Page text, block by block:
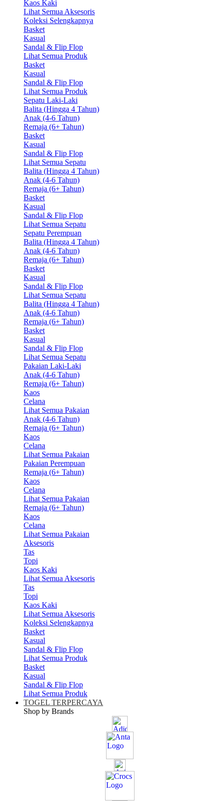
Kaos Kaki
Lihat Semua Aksesoris
Koleksi Selengkapnya
Basket
Kasual
Sandal & Flip Flop
Lihat Semua Produk
Basket
Kasual
Sandal & Flip Flop
Lihat Semua Produk
Sepatu Laki-Laki
Balita (Hingga 4 Tahun)
Anak (4-6 Tahun)
Remaja (6+ Tahun)
Basket
Kasual
Sandal & Flip Flop
Lihat Semua Sepatu
Balita (Hingga 4 Tahun)
Anak (4-6 Tahun)
Remaja (6+ Tahun)
Basket
Kasual
Sandal & Flip Flop
Lihat Semua Sepatu
Sepatu Perempuan
Balita (Hingga 4 Tahun)
Anak (4-6 Tahun)
Remaja (6+ Tahun)
Basket
Kasual
Sandal & Flip Flop
Lihat Semua Sepatu
Balita (Hingga 4 Tahun)
Anak (4-6 Tahun)
Remaja (6+ Tahun)
Basket
Kasual
Sandal & Flip Flop
Lihat Semua Sepatu
Pakaian Laki-Laki
Anak (4-6 Tahun)
Remaja (6+ Tahun)
Kaos
Celana
Lihat Semua Pakaian
Anak (4-6 Tahun)
Remaja (6+ Tahun)
Kaos
Celana
Lihat Semua Pakaian
Pakaian Perempuan
Remaja (6+ Tahun)
Kaos
Celana
Lihat Semua Pakaian
Remaja (6+ Tahun)
Kaos
Celana
Lihat Semua Pakaian
Aksesoris
Tas
Topi
Kaos Kaki
Lihat Semua Aksesoris
Tas
Topi
Kaos Kaki
Lihat Semua Aksesoris
Koleksi Selengkapnya
Basket
Kasual
Sandal & Flip Flop
Lihat Semua Produk
Basket
Kasual
Sandal & Flip Flop
Lihat Semua Produk
TOGEL TERPERCAYA
Shop by Brands